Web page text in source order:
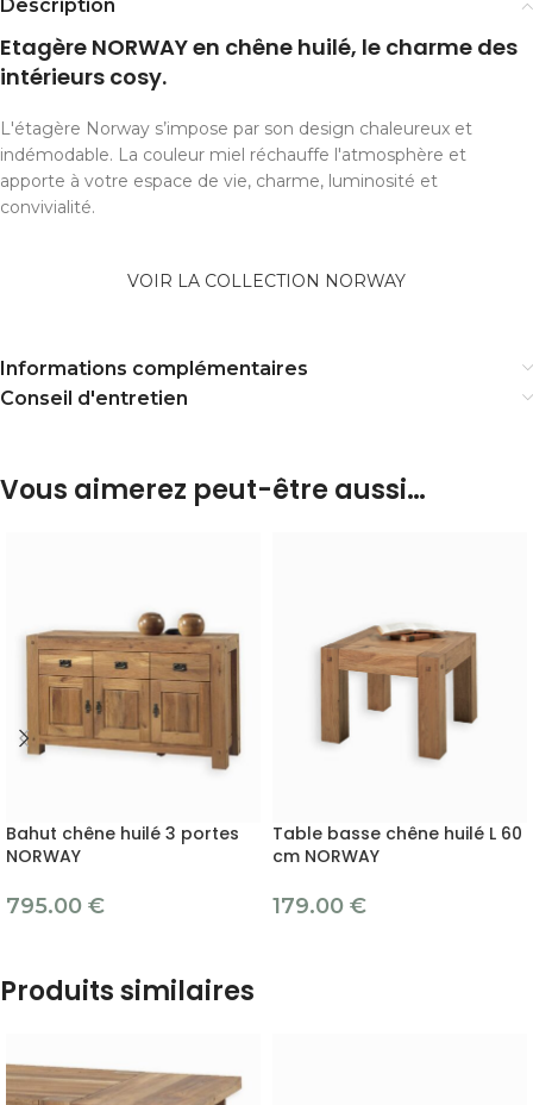
Description
Etagère NORWAY en chêne huilé, le charme des
intérieurs cosy.
L'étagère Norway s’impose par son design chaleureux et
indémodable. La couleur miel réchauffe l'atmosphère et
apporte à votre espace de vie, charme, luminosité et
convivialité.
VOIR LA COLLECTION NORWAY
Informations complémentaires
Conseil d'entretien
Vous aimerez peut-être aussi…
Bahut chêne huilé 3 portes
NORWAY
795.00 €
Table basse chêne huilé L 60
cm NORWAY
179.00 €
Produits similaires